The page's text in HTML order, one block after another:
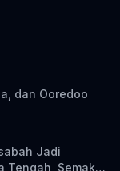
dan Ooredoo
Jadi
Tengah, Semakin